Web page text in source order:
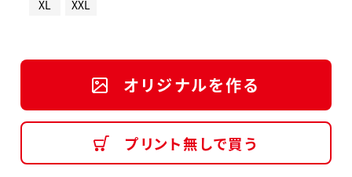
XL
XXL
オリジナルを作る
プリント無しで買う